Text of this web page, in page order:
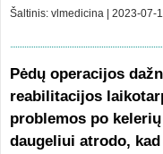
Šaltinis: vlmedicina | 2023-07-
Pėdų operacijos
reabilitacijos
problemos po
daugeliui atrodo,